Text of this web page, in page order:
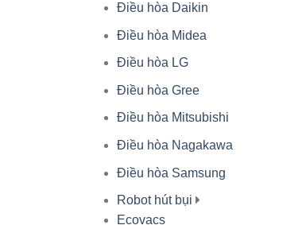
Điều hòa Daikin
Điều hòa Midea
Điều hòa LG
Điều hòa Gree
Điều hòa Mitsubishi
Điều hòa Nagakawa
Điều hòa Samsung
Robot hút bụi
Ecovacs